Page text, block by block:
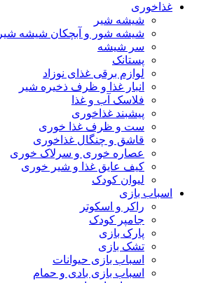
غذاخوری
شیشه شیر
شیشه ‌شور و آبچکان شیشه‌ شیر
سر شیشه
پستانک
لوازم برقی غذای نوزاد
انبار غذا و ظرف ذخیره شیر
فلاسک آب و غذا
پیشبند غذاخوری
ست و ظرف غذا خوری
قاشق و چنگال غذاخوری
عصاره خوری و سرلاک خوری
کیف عایق غذا و شیر خوری
لیوان کودک
اسباب بازی
راکر و اسکوتر
جامپر کودک
پارک بازی
تشک بازی
اسباب بازی حیوانات
اسباب بازی بادی و حمام